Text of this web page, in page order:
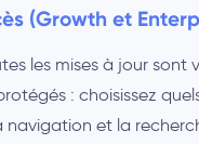
(Growth et
les mises à jour sont
: choisissez
navigation et la